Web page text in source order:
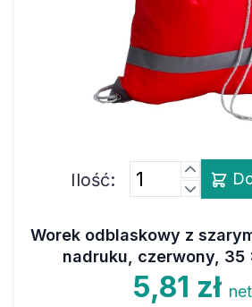
Ilość:
Worek odblaskowy z
nadruku, czerwony, 35
5,81 zł